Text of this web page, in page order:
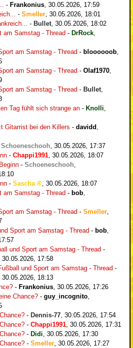
- Frankonius 30.05.2026, 17:59
- Smeller 30.05.2026, 18:01
- Bullet 30.05.2026, 18:02
am Samstag - Thread - DrRock
am Samstag - Thread - bloooooob
am Samstag - Thread - Olaf1970
am Samstag - Thread - Bullet
Tag fühlt sich strange an - Knolli
Gitarrist bei den Killers - davidd
Schoeneschooh 30.05.2026, 17:37
- Chappi1991 30.05.2026, 18:07
- Schoeneschooh
- Sascha
30.05.2026, 18:07
am Samstag - Thread - bob
am Samstag - Thread - Smeller
Sport am Samstag - Thread - bob
und Sport am Samstag - Thread -
30.05.2026, 17:58
und Sport am Samstag - Thread -
30.05.2026, 18:13
- Frankonius 30.05.2026, 17:26
Chance? - guy_incognito
- Dennis-77 30.05.2026, 17:54
- Chappi1991 30.05.2026, 17:31
- Didi 30.05.2026, 17:30
- Smeller 30.05.2026, 17:27